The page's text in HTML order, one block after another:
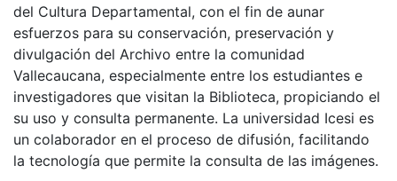
del Cultura Departamental, con el fin de aunar
esfuerzos para su conservación, preservación y
divulgación del Archivo entre la comunidad
Vallecaucana, especialmente entre los estudiantes e
investigadores que visitan la Biblioteca, propiciando el
su uso y consulta permanente. La universidad Icesi es
un colaborador en el proceso de difusión, facilitando
la tecnología que permite la consulta de las imágenes.